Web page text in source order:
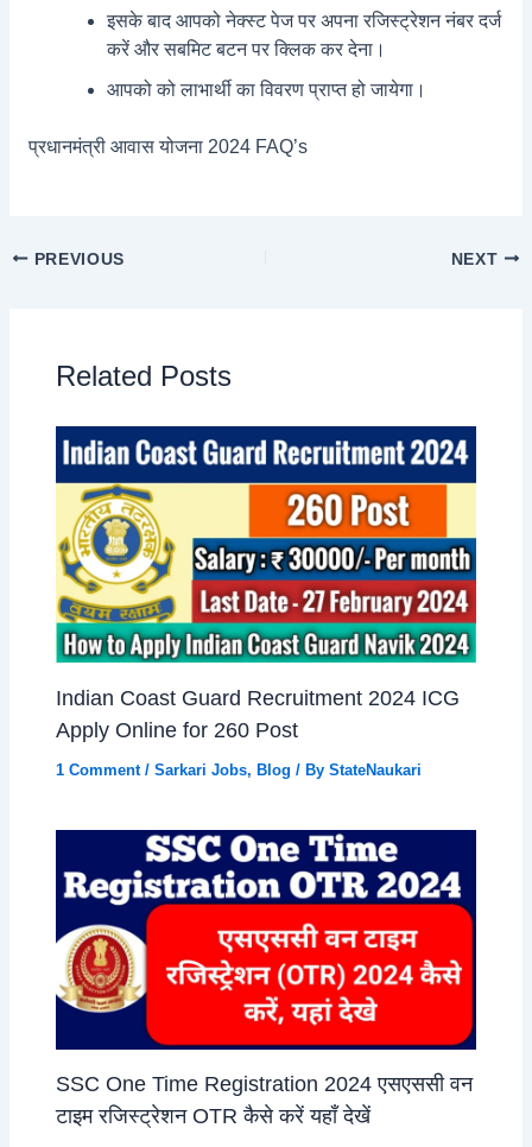
इसके बाद आपको नेक्स्ट पेज पर अपना रजिस्ट्रेशन नंबर दर्ज
करें और सबमिट बटन पर क्लिक कर देना।
आपको को लाभार्थी का विवरण प्राप्त हो जायेगा।
प्रधानमंत्री आवास योजना 2024 FAQ’s
PREVIOUS NEXT
Related Posts
Indian Coast Guard Recruitment 2024 ICG
Apply Online for 260 Post
1 Comment /Sarkari Jobs, Blog / ByStateNaukari
SSC One Time Registration 2024 एसएससी वन
टाइम रजिस्ट्रेशन OTR कैसे करें यहाँ देखें